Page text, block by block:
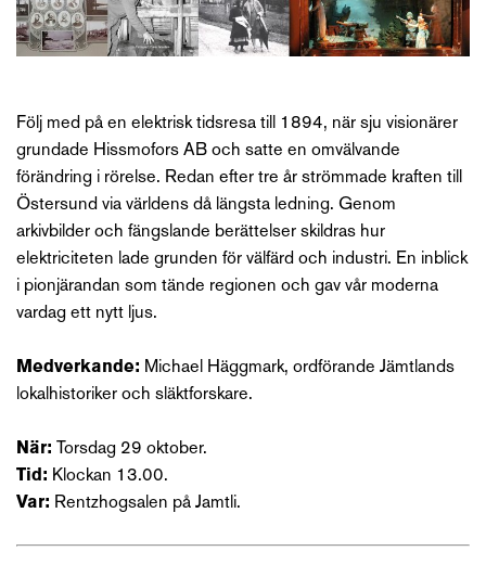
Följ med på en elektrisk tidsresa till 1894, när sju visionärer
grundade Hissmofors AB och satte en omvälvande
förändring i rörelse. Redan efter tre år strömmade kraften till
Östersund via världens då längsta ledning. Genom
arkivbilder och fängslande berättelser skildras hur
elektriciteten lade grunden för välfärd och industri. En inblick
i pionjärandan som tände regionen och gav vår moderna
vardag ett nytt ljus.
Medverkande: Michael Häggmark, ordförande Jämtlands
lokalhistoriker och släktforskare.
När: Torsdag 29 oktober.
Tid: Klockan 13.00.
Var: Rentzhogsalen på Jamtli.